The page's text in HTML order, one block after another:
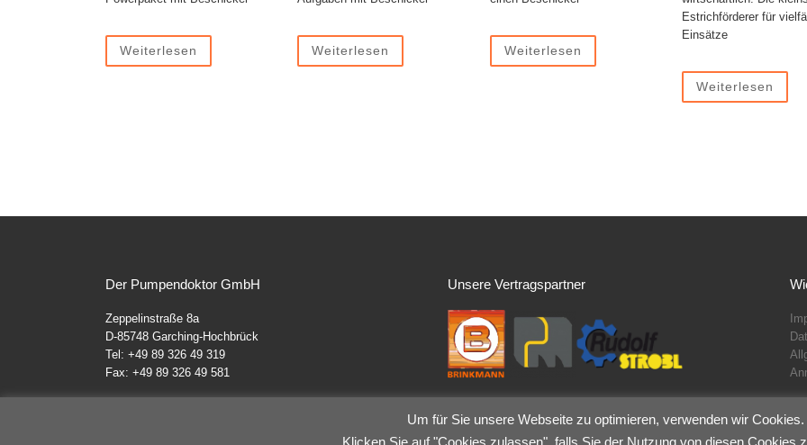
Weiterlesen Weiterlesen Weiterlesen
Estrichförderer für
Einsätze
Weiterlesen
Der Pumpendoktor GmbH
Zeppelinstraße 8a
D-85748 Garching-Hochbrück
Tel: +49 89 326 49 319
Fax: +49 89 326 49 581
Unsere Vertragspartner
Um für Sie unsere Webseite zu optimieren, verwenden wir Cookies.
Klicken Sie auf "Cookies zulassen", falls Sie der Nutzung von diesen Cookies